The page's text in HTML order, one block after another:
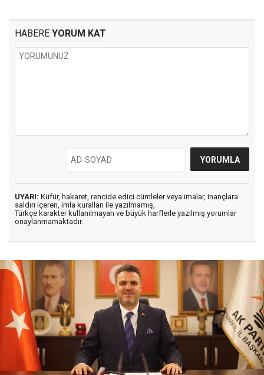
HABERE YORUM KAT
UYARI: Küfür, hakaret, rencide edici cümleler veya imalar, inançlara
saldırı içeren, imla kuralları ile yazılmamış,
Türkçe karakter kullanılmayan ve büyük harflerle yazılmış yorumlar
onaylanmamaktadır.